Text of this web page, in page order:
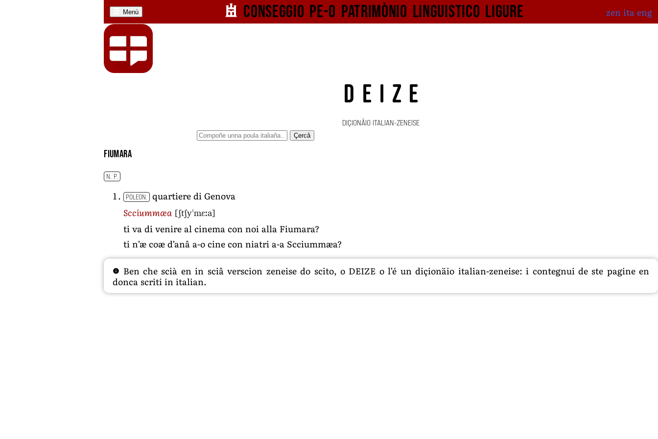
Menù Conseggio pe-o patrimònio linguistico ligure zen ita eng
DEIZE
DIÇIONÄIO ITALIAN-ZENEISE
Çercâ
Fiumara
N. P.
POLEON.
quartiere di Genova
Scciummæa [ʃtʃyˈmɛːa]
ti va di venire al cinema con noi alla Fiumara?
ti n’æ coæ d’anâ a-o cine con niatri a-a Scciummæa?
Ben che scià en in sciâ verscion zeneise do scito, o DEIZE o l’é un diçionäio italian-zeneise: i contegnui de ste pagine en
donca scriti in italian.